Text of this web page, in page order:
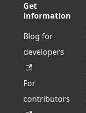
Get
information
Blog for
developers
For
contributors